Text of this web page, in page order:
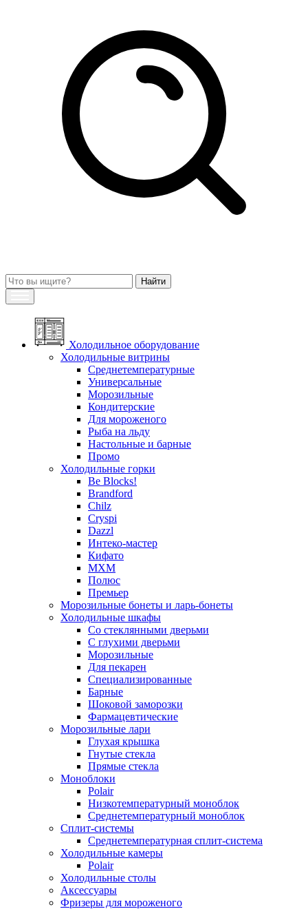
Холодильное оборудование
Холодильные витрины
Среднетемпературные
Универсальные
Морозильные
Кондитерские
Для мороженого
Рыба на льду
Настольные и барные
Промо
Холодильные горки
Be Blocks!
Brandford
Chilz
Cryspi
Dazzl
Интеко-мастер
Кифато
МХМ
Полюс
Премьер
Морозильные бонеты и ларь-бонеты
Холодильные шкафы
Со стеклянными дверьми
С глухими дверьми
Морозильные
Для пекарен
Специализированные
Барные
Шоковой заморозки
Фармацевтические
Морозильные лари
Глухая крышка
Гнутые стекла
Прямые стекла
Моноблоки
Polair
Низкотемпературный моноблок
Среднетемпературный моноблок
Сплит-системы
Среднетемпературная сплит-система
Холодильные камеры
Polair
Холодильные столы
Аксессуары
Фризеры для мороженого